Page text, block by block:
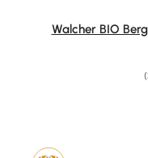
Walcher BIO